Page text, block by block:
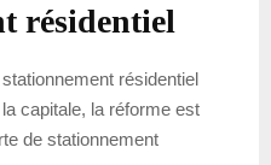
résidentiel
résidentiel
capitale, la réforme est
de stationnement